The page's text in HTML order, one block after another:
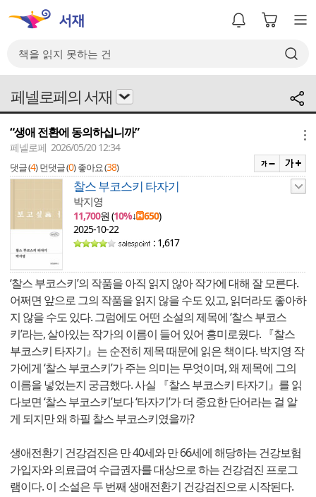
페넬로페의 서재
“생애 전환에 동의하십니까”
페넬로페 2026/05/20 12:34
댓글 (4) 먼댓글 (0) 좋아요 (38)
찰스 부코스키 타자기
박지영
11,700원 (10%↓ 650)
2025-10-22
: 1,617
‘찰스 부코스키’의 작품을 아직 읽지 않아 작가에 대해 잘 모른다.
어쩌면 앞으로 그의 작품을 읽지 않을 수도 있고, 읽더라도 좋아하
지 않을 수도 있다. 그럼에도 어떤 소설의 제목에 ‘찰스 부코스
키’라는, 살아있는 작가의 이름이 들어 있어 흥미로웠다. 『찰스
부코스키 타자기』는 순전히 제목 때문에 읽은 책이다. 박지영 작
가에게 ‘찰스 부코스키’가 주는 의미는 무엇이며, 왜 제목에 그의
이름을 넣었는지 궁금했다. 사실 『찰스 부코스키 타자기』를 읽
다보면 ‘찰스 부코스키’보다 ‘타자기’가 더 중요한 단어라는 걸 알
게 되지만 왜 하필 찰스 부코스키였을까?
생애전환기 건강검진은 만 40세와 만 66세에 해당하는 건강보험
가입자와 의료급여 수급권자를 대상으로 하는 건강검진 프로그
램이다. 이 소설은 두 번째 생애전환기 건강검진으로 시작된다.